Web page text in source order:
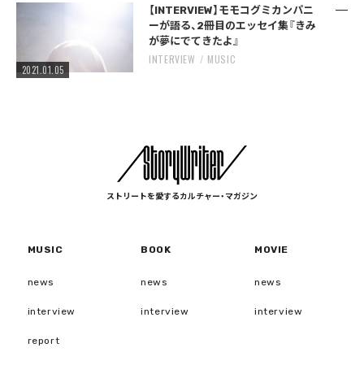
2021.01.05
【INTERVIEW】モモコグミカンパニ
ーが語る、2冊目のエッセイ集『きみ
が夢にでてきたよ』
INTERVIEW MUSIC
ストリートを愛するカルチャー・マガジン
MUSIC
news
interview
report
BOOK
news
interview
MOVIE
news
interview